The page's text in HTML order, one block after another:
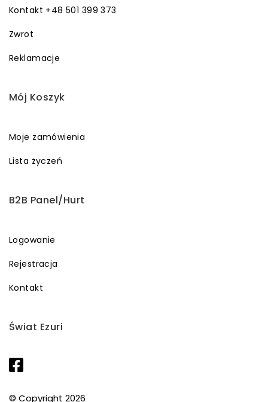
Kontakt +48 501 399 373
Zwrot
Reklamacje
Mój Koszyk
Moje zamówienia
Lista życzeń
B2B Panel/Hurt
Logowanie
Rejestracja
Kontakt
Świat Ezuri
© Copyright 2026